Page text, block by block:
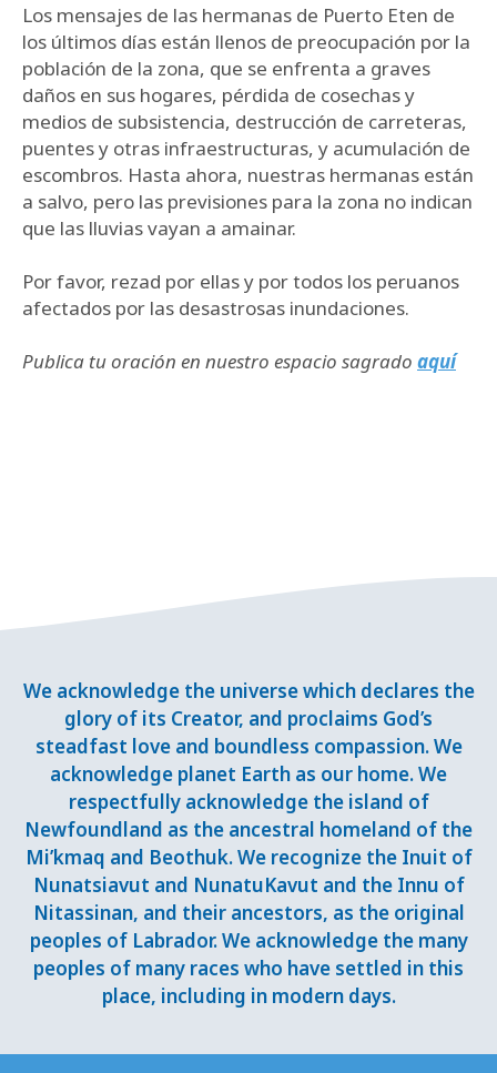
Los mensajes de las hermanas de Puerto Eten de
los últimos días están llenos de preocupación por la
población de la zona, que se enfrenta a graves
daños en sus hogares, pérdida de cosechas y
medios de subsistencia, destrucción de carreteras,
puentes y otras infraestructuras, y acumulación de
escombros. Hasta ahora, nuestras hermanas están
a salvo, pero las previsiones para la zona no indican
que las lluvias vayan a amainar.
Por favor, rezad por ellas y por todos los peruanos
afectados por las desastrosas inundaciones.
Publica tu oración en nuestro espacio sagrado aquí
We acknowledge the universe which declares the
glory of its Creator, and proclaims God’s
steadfast love and boundless compassion. We
acknowledge planet Earth as our home. We
respectfully acknowledge the island of
Newfoundland as the ancestral homeland of the
Mi’kmaq and Beothuk. We recognize the Inuit of
Nunatsiavut and NunatuKavut and the Innu of
Nitassinan, and their ancestors, as the original
peoples of Labrador. We acknowledge the many
peoples of many races who have settled in this
place, including in modern days.